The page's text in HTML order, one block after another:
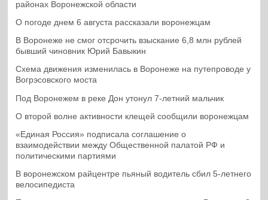
районах Воронежской области
О погоде днем 6 августа рассказали воронежцам
В Воронеже не смог отсрочить взыскание 6,8 млн рублей
бывший чиновник Юрий Бавыкин
Схема движения изменилась в Воронеже на путепроводе у
Вогрэсовского моста
Под Воронежем в реке Дон утонул 7-летний мальчик
О второй волне активности клещей сообщили воронежцам
«Единая Россия» подписала соглашение о
взаимодействии между Общественной палатой РФ и
политическими партиями
В воронежском райцентре пьяный водитель сбил 5-летнего
велосипедиста